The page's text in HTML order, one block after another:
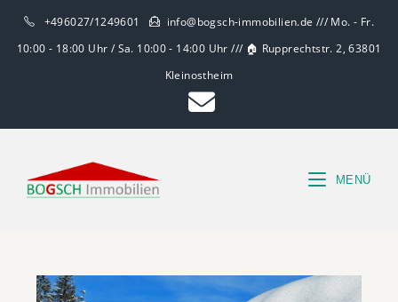
+496027/1249601
info@bogsch-immobilien.de /// Mo. - Fr.
10:00 - 18:00 Uhr / Sa. 10:00 - 14:00 Uhr /// 🏠 Rupprechtstr. 2, 63801
Kleinostheim
MENÜ